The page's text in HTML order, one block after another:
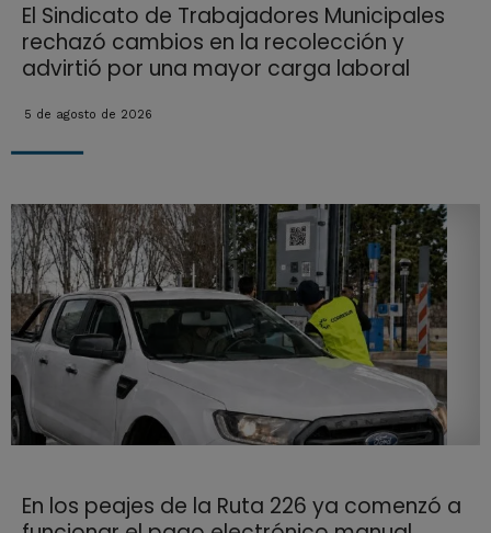
El Sindicato de Trabajadores Municipales
rechazó cambios en la recolección y
advirtió por una mayor carga laboral
5 de agosto de 2026
En los peajes de la Ruta 226 ya comenzó a